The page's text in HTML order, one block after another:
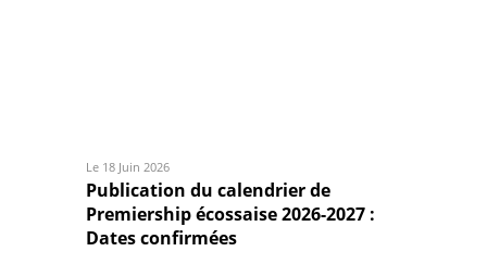
Le 18 Juin 2026
Publication du calendrier de
Premiership écossaise 2026-2027 :
Dates confirmées